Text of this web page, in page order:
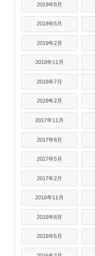
2019年8月
2019年5月
2019年2月
2018年11月
2018年7月
2018年2月
2017年11月
2017年8月
2017年5月
2017年2月
2016年11月
2016年8月
2016年5月